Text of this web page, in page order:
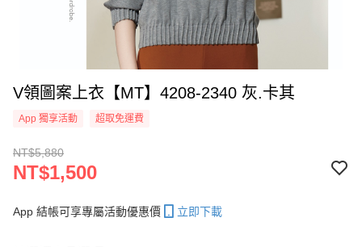
V領圖案上衣【MT】4208-2340 灰.卡其
App 獨享活動 超取免運費
NT$5,880
NT$1,500
App 結帳可享專屬活動優惠價 立即下載